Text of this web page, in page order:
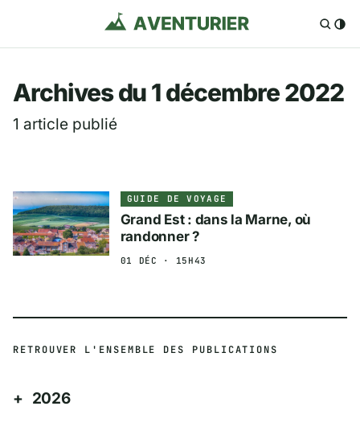
Aventurier.fr —
Archives du 1 décembre 2022
1 article publié
GUIDE DE VOYAGE
Grand Est : dans la Marne, où
randonner ?
01 DÉC · 15H43
RETROUVER L'ENSEMBLE DES PUBLICATIONS
2026